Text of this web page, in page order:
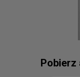
Pobierz